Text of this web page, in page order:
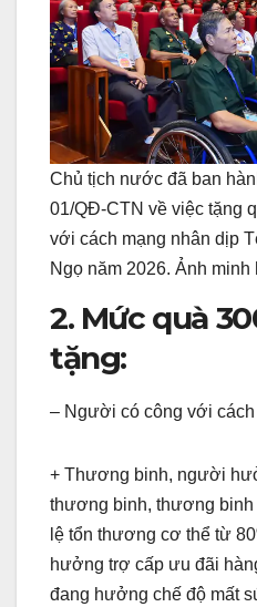
Chủ tịch nước đã ban
01/QĐ-CTN về việc tặng
với cách mạng nhân dịp
Ngọ năm 2026. Ảnh minh
2. Mức quà
tặng:
– Người có công với cách
+ Thương binh, người
thương binh, thương binh
lệ tổn thương cơ thể từ
hưởng trợ cấp ưu đãi
đang hưởng chế độ mất